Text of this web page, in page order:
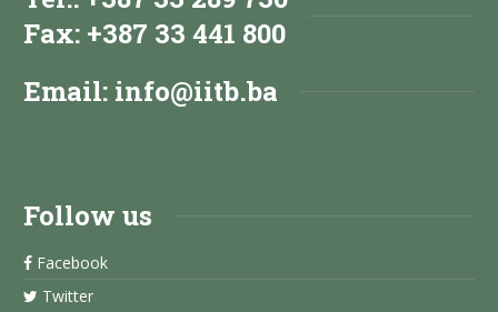
Fax: +387 33 441 800
Email: info@iitb.ba
Follow us
Facebook
Twitter